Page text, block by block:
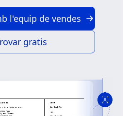
l'equip de vendes
gratis